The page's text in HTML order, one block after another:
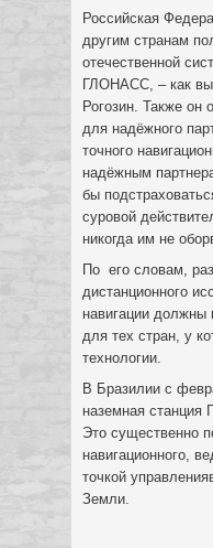
Российская
другим странам
отечественной
ГЛОНАСС, – как
Рогозин. Также он
для надёжного
точного
надёжным
бы
суровой
никогда им не
По его словам,
дистанционного
навигации должны
для тех стран, у
технологии.
В Бразилии с
наземная
Это существенно
навигационного,
точкой
Земли.